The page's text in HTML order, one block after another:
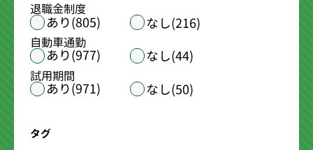
退職金制度
あり(805) なし(216)
自動車通勤
あり(977) なし(44)
試用期間
あり(971) なし(50)
タグ